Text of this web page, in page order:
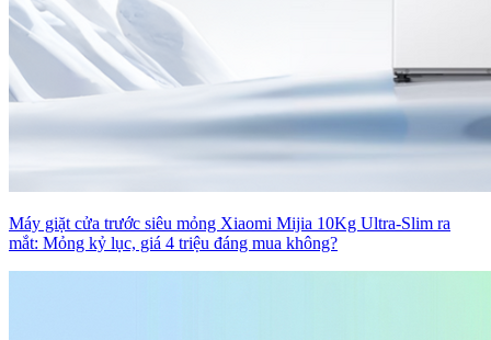
Máy giặt cửa trước siêu mỏng Xiaomi Mijia 10Kg Ultra-Slim ra
mắt: Mỏng kỷ lục, giá 4 triệu đáng mua không?